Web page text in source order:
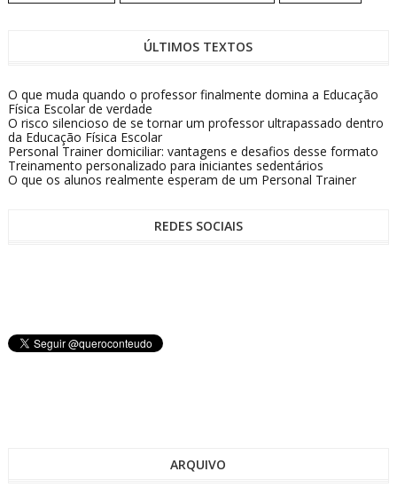
ÚLTIMOS TEXTOS
O que muda quando o professor finalmente domina a Educação
Física Escolar de verdade
O risco silencioso de se tornar um professor ultrapassado dentro
da Educação Física Escolar
Personal Trainer domiciliar: vantagens e desafios desse formato
Treinamento personalizado para iniciantes sedentários
O que os alunos realmente esperam de um Personal Trainer
REDES SOCIAIS
ARQUIVO